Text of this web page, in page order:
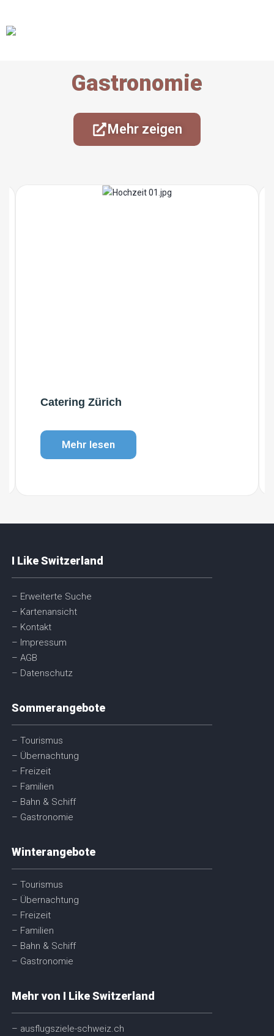
Gastronomie
Mehr zeigen
Catering Zürich
Mehr lesen
I Like Switzerland
– Erweiterte Suche
– Kartenansicht
– Kontakt
– Impressum
– AGB
– Datenschutz
Sommerangebote
– Tourismus
– Übernachtung
– Freizeit
– Familien
– Bahn & Schiff
– Gastronomie
Winterangebote
– Tourismus
– Übernachtung
– Freizeit
– Familien
– Bahn & Schiff
– Gastronomie
Mehr von I Like Switzerland
– ausflugsziele-schweiz.ch